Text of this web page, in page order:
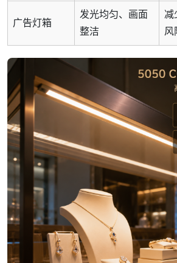
广告灯箱
发光均匀、画面
整洁
减
风